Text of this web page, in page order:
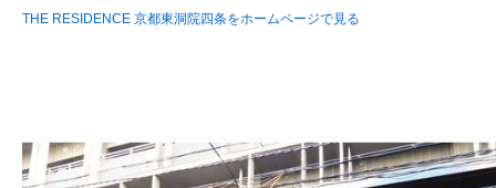
THE RESIDENCE 京都東洞院四条をホームページで見る